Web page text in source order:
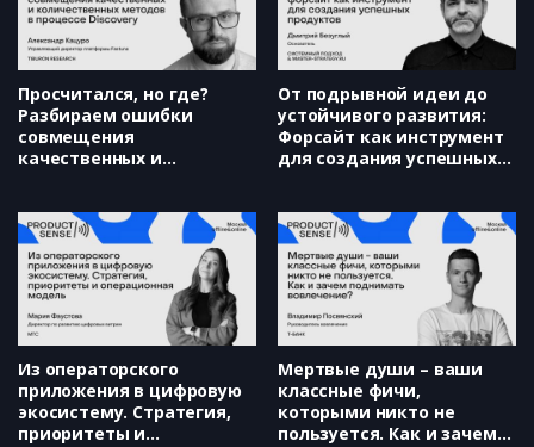
Монетизация через
осознанность пользователей
(Мария Асиновская)
Просчитался, но где?
Разбираем ошибки
совмещения
качественных и
(Александр Кацуро)
От подрывной идеи до
устойчивого развития:
Форсайт как инструмент
для создания успешных
Из операторского
приложения в цифровую
экосистему. Стратегия,
приоритеты и
Мертвые души – ваши
классные фичи,
которыми никто не
пользуется. Как и зачем